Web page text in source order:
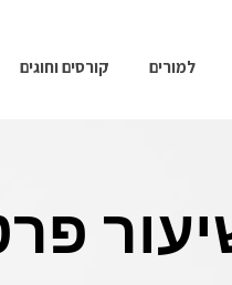
למורים קורסים וחוגים